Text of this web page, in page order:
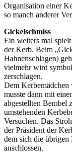
Organisation einer
so manch anderer
Gickelschmiss
Ein weiters mal
der Kerb. Beim
Hahnenschlagen)
vielmehr wird
zerschlagen.
Dem Kerbemädchen
musste dann mit
abgestellten Bembel
umstehenden
Versuchen. Das
der Präsident der
dem sich die übrigen
anschlossen.